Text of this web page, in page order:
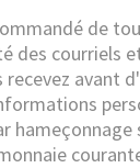
de
des courriels
recevez avant
hameçonnage